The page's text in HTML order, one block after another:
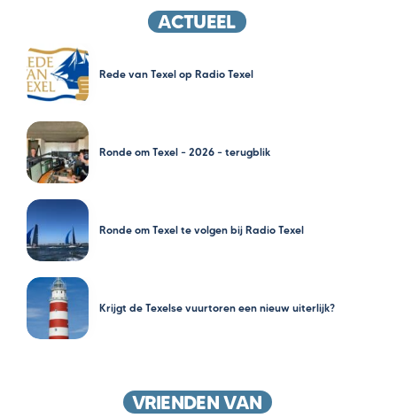
ACTUEEL
Rede van Texel op Radio Texel
Ronde om Texel – 2026 – terugblik
Ronde om Texel te volgen bij Radio Texel
Krijgt de Texelse vuurtoren een nieuw uiterlijk?
VRIENDEN VAN